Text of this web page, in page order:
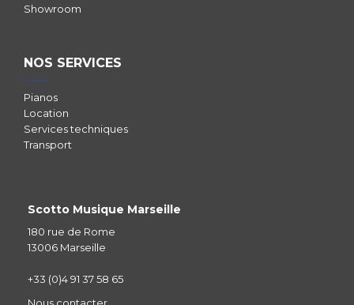
Showroom
NOS SERVICES
Pianos
Location
Services techniques
Transport
Scotto Musique Marseille
180 rue de Rome
13006 Marseille
+33 (0)4 91 37 58 65
Nous contacter